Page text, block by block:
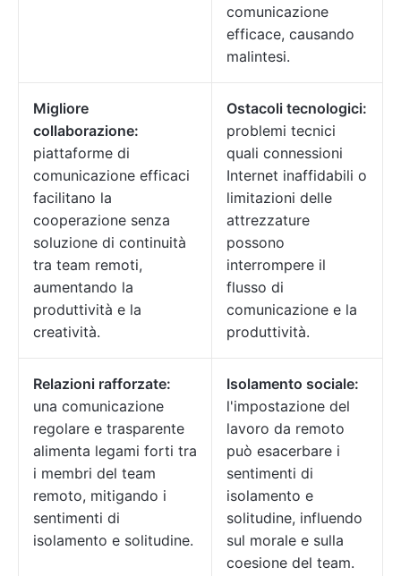
comunicazione
efficace, causando
malintesi.
Migliore
collaborazione:
piattaforme di
comunicazione efficaci
facilitano la
cooperazione senza
soluzione di continuità
tra team remoti,
aumentando la
produttività e la
creatività.
Ostacoli tecnologici:
problemi tecnici
quali connessioni
Internet inaffidabili o
limitazioni delle
attrezzature
possono
interrompere il
flusso di
comunicazione e la
produttività.
Relazioni rafforzate:
una comunicazione
regolare e trasparente
alimenta legami forti tra
i membri del team
remoto, mitigando i
sentimenti di
isolamento e solitudine.
Isolamento sociale:
l'impostazione del
lavoro da remoto
può esacerbare i
sentimenti di
isolamento e
solitudine, influendo
sul morale e sulla
coesione del team.